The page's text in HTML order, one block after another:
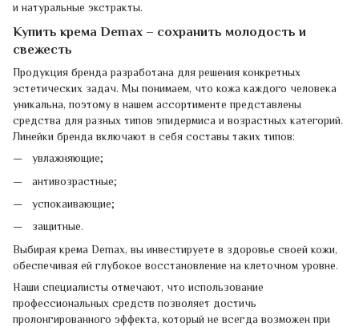
и натуральные экстракты.
Купить крема Demax – сохранить молодость и
свежесть
Продукция бренда разработана для решения конкретных
эстетических задач. Мы понимаем, что кожа каждого человека
уникальна, поэтому в нашем ассортименте представлены
средства для разных типов эпидермиса и возрастных категорий.
Линейки бренда включают в себя составы таких типов:
увлажняющие;
антивозрастные;
успокаивающие;
защитные.
Выбирая крема Demax, вы инвестируете в здоровье своей кожи,
обеспечивая ей глубокое восстановление на клеточном уровне.
Наши специалисты отмечают, что использование
профессиональных средств позволяет достичь
пролонгированного эффекта, который не всегда возможен при